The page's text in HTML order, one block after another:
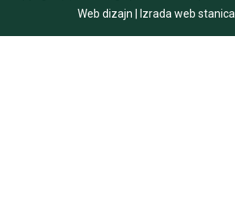
Web dizajn
Izrada web stanica